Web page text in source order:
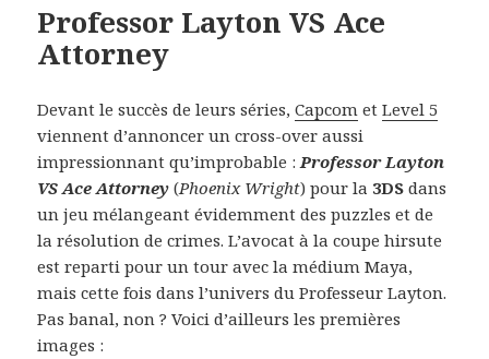
Professor Layton VS Ace
Attorney
Devant le succès de leurs séries,Capcom etLevel 5
viennent d’annoncer un cross-over aussi
impressionnant qu’improbable : Professor Layton
VS Ace Attorney (Phoenix Wright) pour la 3DS dans
un jeu mélangeant évidemment des puzzles et de
la résolution de crimes. L’avocat à la coupe hirsute
est reparti pour un tour avec la médium Maya,
mais cette fois dans l’univers du Professeur Layton.
Pas banal, non ? Voici d’ailleurs les premières
images :